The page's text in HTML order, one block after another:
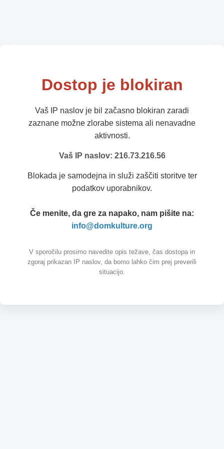
Dostop je blokiran
Vaš IP naslov je bil začasno blokiran zaradi
zaznane možne zlorabe sistema ali nenavadne
aktivnosti.
Vaš IP naslov: 216.73.216.56
Blokada je samodejna in služi zaščiti storitve ter
podatkov uporabnikov.
Če menite, da gre za napako, nam pišite na:
info@domkulture.org
V sporočilu prosimo navedite opis težave, čas dostopa in
zgoraj prikazan IP naslov, da bomo lahko čim prej preverili
situacijo.